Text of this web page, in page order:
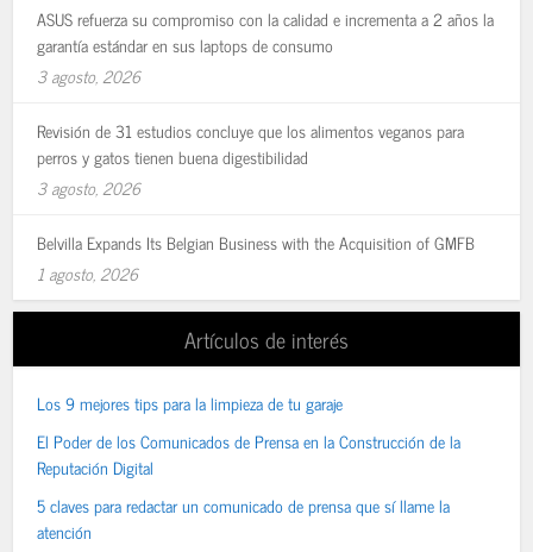
ASUS refuerza su compromiso con la calidad e incrementa a 2 años la
garantía estándar en sus laptops de consumo
3 agosto, 2026
Revisión de 31 estudios concluye que los alimentos veganos para
perros y gatos tienen buena digestibilidad
3 agosto, 2026
Belvilla Expands Its Belgian Business with the Acquisition of GMFB
1 agosto, 2026
Artículos de interés
Los 9 mejores tips para la limpieza de tu garaje
El Poder de los Comunicados de Prensa en la Construcción de la
Reputación Digital
5 claves para redactar un comunicado de prensa que sí llame la
atención